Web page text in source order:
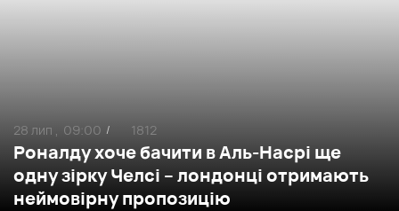
Роналду хоче бачити в Аль-Насрі ще
одну зірку Челсі – лондонці отримають
неймовірну пропозицію
28 лип , 09:00 / 1812